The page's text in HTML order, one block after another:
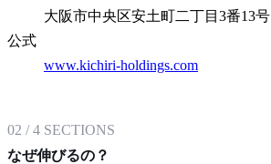
大阪市中央区安土町二丁目3番13号
公式
www.kichiri-holdings.com
02 /4 SECTIONS
なぜ伸びるの？